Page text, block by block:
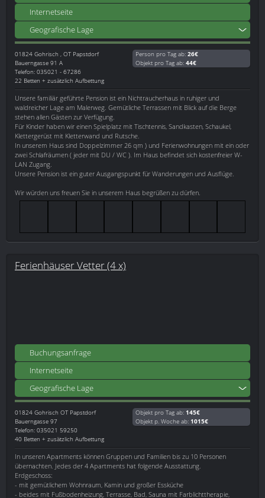
Internetseite
Geografische Lage
01824 Gohrisch , OT Papstdorf
Bauerngasse 91 A
Telefon: 035021 - 67286
22 Betten + zusätzlich Aufbettung
Person pro Tag ab: 26€
Objekt pro Tag ab: 44€
Unsere familiär geführte Pension ist ein Nichtraucherhaus in ruhiger und
waldreicher Lage am Malerweg. Gemütliche Terrassen mit Blick auf die Berge
stehen allen Gästen zur Verfügung.
Für Kinder haben wir einen Spielplatz mit Tischtennis, Sandkasten, Schaukel,
Klettergerüst mit Kletterwand und Rutsche.
In unserem Haus sind Doppelzimmer 26 qm ) und Ferienwohnungen mit ein oder
zwei Schlafräumen ( jeder mit DU / WC ). Im Haus befindet sich kostenfreier W-
LAN Zugang.
Unsere Pension ist ein guter Ausgangspunkt für Wanderungen und Ausflüge.
Wir würden uns freuen Sie in unserem Haus begrüßen zu dürfen.
Ferienhäuser Vetter (4 x)
Buchungsanfrage
Internetseite
Geografische Lage
01824 Gohrisch OT Papstdorf
Bauerngasse 97
Telefon: 035021 59250
40 Betten + zusätzlich Aufbettung
Objekt pro Tag ab: 145€
Objekt p. Woche ab: 1015€
In unseren Apartments können Gruppen und Familien bis zu 10 Personen
übernachten. Jedes der 4 Apartments hat folgende Ausstattung.
Erdgeschoss:
- mit gemütlichem Wohnraum, Kamin und großer Essküche
- beides mit Fußbodenheizung, Terrasse, Bad, Sauna mit Farblichttherapie,